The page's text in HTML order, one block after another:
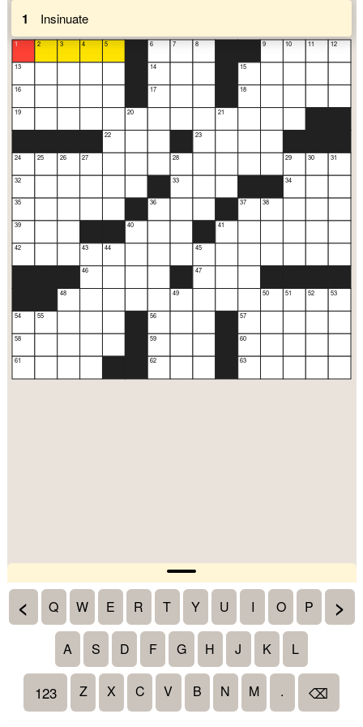
1 Insinuate
1
13
16
19
24
32
35
39
42
54
58
61
2
25
55
3
26
48
4
27
43
46
5
22
44
20
40
6
14
17
36
56
59
62
7
28
33
49
8
23
45
47
21
41
15
18
37
57
60
63
9
38
50
10
29
34
51
11
30
52
12
31
53
< Q W E R T Y U I O P >
A S D F G H J K L
123 Z X C V B N M . ⌫